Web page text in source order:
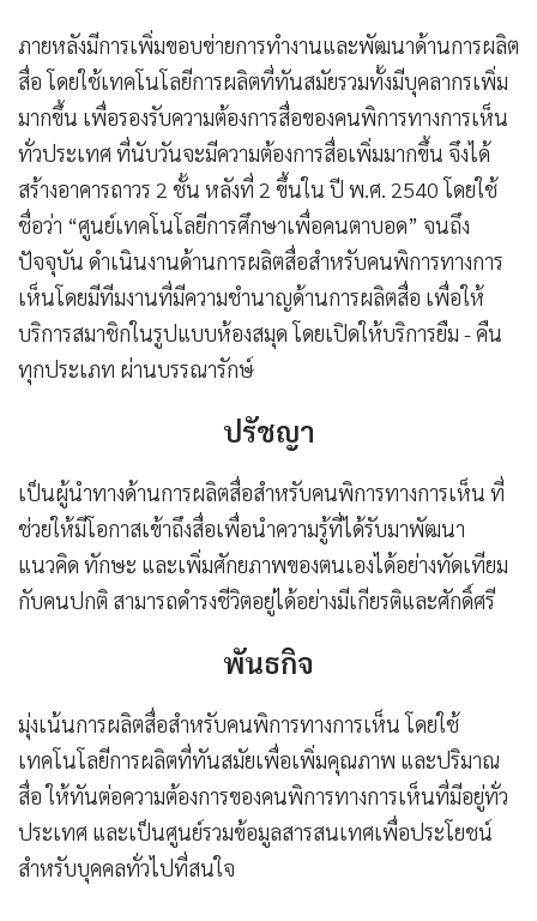
ภายหลังมีการเพิ่มขอบข่ายการทำงานและพัฒนาด้านการผลิต
สื่อ โดยใช้เทคโนโลยีการผลิตที่ทันสมัยรวมทั้งมีบุคลากรเพิ่ม
มากขึ้น เพื่อรองรับความต้องการสื่อของคนพิการทางการเห็น
ทั่วประเทศ ที่นับวันจะมีความต้องการสื่อเพิ่มมากขึ้น จึงได้
สร้างอาคารถาวร 2 ชั้น หลังที่ 2 ขึ้นใน ปี พ.ศ. 2540 โดยใช้
ชื่อว่า “ศูนย์เทคโนโลยีการศึกษาเพื่อคนตาบอด” จนถึง
ปัจจุบัน ดำเนินงานด้านการผลิตสื่อสำหรับคนพิการทางการ
เห็นโดยมีทีมงานที่มีความชำนาญด้านการผลิตสื่อ เพื่อให้
บริการสมาชิกในรูปแบบห้องสมุด โดยเปิดให้บริการยืม - คืน
ทุกประเภท ผ่านบรรณารักษ์
ปรัชญา
เป็นผู้นำทางด้านการผลิตสื่อสำหรับคนพิการทางการเห็น ที่
ช่วยให้มีโอกาสเข้าถึงสื่อเพื่อนำความรู้ที่ได้รับมาพัฒนา
แนวคิด ทักษะ และเพิ่มศักยภาพของตนเองได้อย่างทัดเทียม
กับคนปกติ สามารถดำรงชีวิตอยู่ได้อย่างมีเกียรติและศักดิ์ศรี
พันธกิจ
มุ่งเน้นการผลิตสื่อสำหรับคนพิการทางการเห็น โดยใช้
เทคโนโลยีการผลิตที่ทันสมัยเพื่อเพิ่มคุณภาพ และปริมาณ
สื่อ ให้ทันต่อความต้องการของคนพิการทางการเห็นที่มีอยู่ทั่ว
ประเทศ และเป็นศูนย์รวมข้อมูลสารสนเทศเพื่อประโยชน์
สำหรับบุคคลทั่วไปที่สนใจ